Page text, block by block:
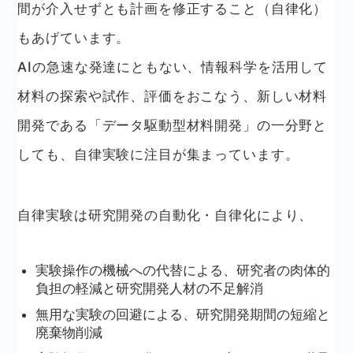
間が介入せずとも計画を修正すること（自律化）
もあげています。
AIの急速な発達にともない、情報科学を活用して
材料の探索や試作、評価をおこなう、新しい材料
開発である「データ駆動型材料開発」の一分野と
しても、自律実験に注目が集まっています。
自律実験は研究開発の自動化・自律化により、
実験操作の機械への代替による、研究者の肉体的
負担の軽減と研究開発人材の不足解消
無用な実験の回避による、研究開発期間の短縮と
廃棄物削減